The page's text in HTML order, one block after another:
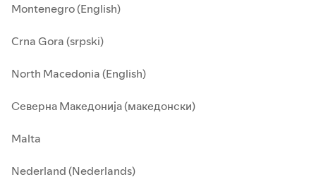
Montenegro (English)
Crna Gora (srpski)
North Macedonia (English)
Северна Македонија (македонски)
Malta
Nederland (Nederlands)